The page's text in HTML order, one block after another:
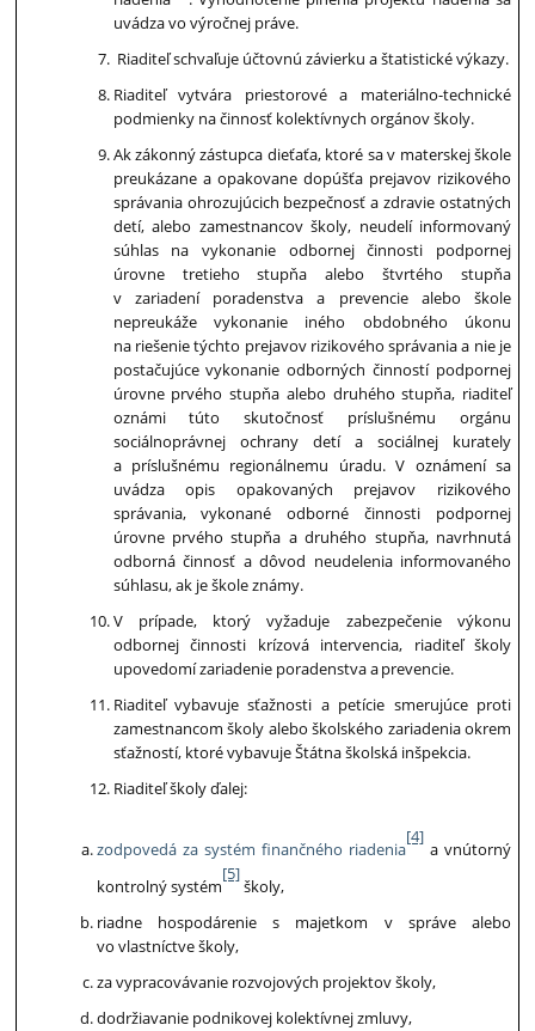
uvádza vo výročnej práve.
Riaditeľ schvaľuje účtovnú závierku a štatistické výkazy.
Riaditeľ vytvára priestorové a materiálno-technické
podmienky na činnosť kolektívnych orgánov školy.
Ak zákonný zástupca dieťaťa, ktoré sa v materskej škole
preukázane a opakovane dopúšťa prejavov rizikového
správania ohrozujúcich bezpečnosť a zdravie ostatných
detí, alebo zamestnancov školy, neudelí informovaný
súhlas na vykonanie odbornej činnosti podpornej
úrovne tretieho stupňa alebo štvrtého stupňa
v zariadení poradenstva a prevencie alebo škole
nepreukáže vykonanie iného obdobného úkonu
na riešenie týchto prejavov rizikového správania a nie je
postačujúce vykonanie odborných činností podpornej
úrovne prvého stupňa alebo druhého stupňa, riaditeľ
oznámi túto skutočnosť príslušnému orgánu
sociálnoprávnej ochrany detí a sociálnej kurately
a príslušnému regionálnemu úradu. V oznámení sa
uvádza opis opakovaných prejavov rizikového
správania, vykonané odborné činnosti podpornej
úrovne prvého stupňa a druhého stupňa, navrhnutá
odborná činnosť a dôvod neudelenia informovaného
súhlasu, ak je škole známy.
V prípade, ktorý vyžaduje zabezpečenie výkonu
odbornej činnosti krízová intervencia, riaditeľ školy
upovedomí zariadenie poradenstva a prevencie.
Riaditeľ vybavuje sťažnosti a petície smerujúce proti
zamestnancom školy alebo školského zariadenia okrem
sťažností, ktoré vybavuje Štátna školská inšpekcia.
Riaditeľ školy ďalej:
zodpovedá za systém finančného riadenia
[4]
a vnútorný
kontrolný systém
[5]
školy,
riadne hospodárenie s majetkom v správe alebo
vo vlastníctve školy,
za vypracovávanie rozvojových projektov školy,
dodržiavanie podnikovej kolektívnej zmluvy,